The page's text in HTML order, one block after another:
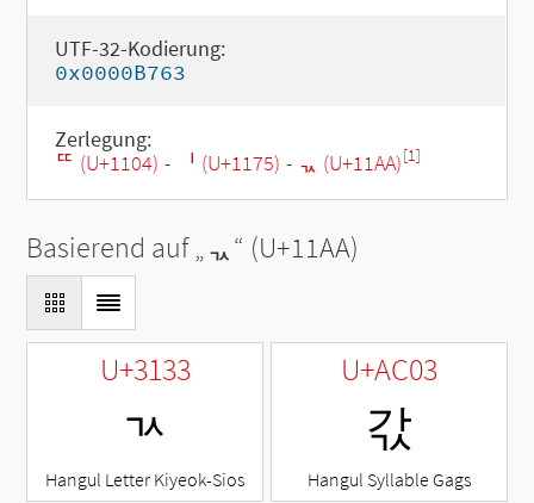
UTF-32-Kodierung:
0x0000B763
Zerlegung:
ᄄ (U+1104) - ᅵ (U+1175) - ᆪ (U+11AA)[1]
Basierend auf „ᆪ“ (U+11AA)
U+3133
ㄳ
Hangul Letter Kiyeok-Sios
U+AC03
갃
Hangul Syllable Gags